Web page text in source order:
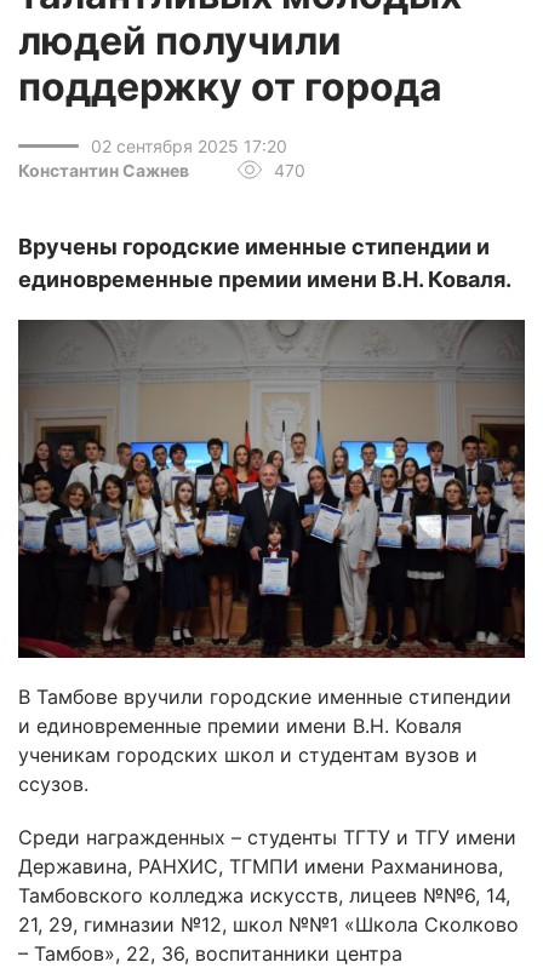
людей получили
поддержку от города
02 сентября 2025 17:20
Константин Сажнев
470
Вручены городские именные стипендии и
единовременные премии имени В.Н. Коваля.
В Тамбове вручили городские именные стипендии
и единовременные премии имени В.Н. Коваля
ученикам городских школ и студентам вузов и
ссузов.
Среди награжденных – студенты ТГТУ и ТГУ имени
Державина, РАНХИС, ТГМПИ имени Рахманинова,
Тамбовского колледжа искусств, лицеев №№6, 14,
21, 29, гимназии №12, школ №№1 «Школа Сколково
– Тамбов», 22, 36, воспитанники центра